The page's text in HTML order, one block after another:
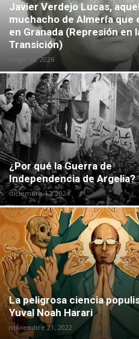
Javier Verdejo Lucas,
muchacho de Almería que
en Granada (Represión en
Transición)
mayo 16, 2026
¿Por qué la Guerra de
Independencia de Argelia?
diciembre 17, 2024
La peligrosa ciencia
Yuval Noah Harari
noviembre 21, 2022